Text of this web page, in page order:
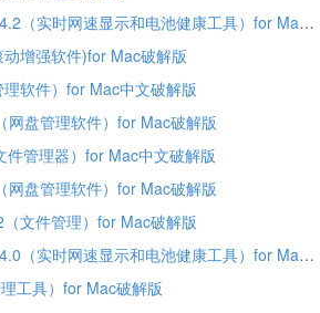
Network & Battery 12.4.2（实时网速显示和电池健康工具）for Mac中文破解版
增强软件)for Mac破解版
软件）for Mac中文破解版
网盘管理软件）for Mac破解版
管理器）for Mac中文破解版
网盘管理软件）for Mac破解版
文件管理）for Mac破解版
Network & Battery 12.4.0（实时网速显示和电池健康工具）for Mac中文破解版
工具）for Mac破解版